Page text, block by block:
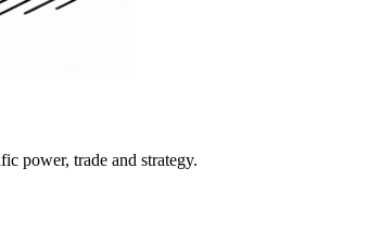
power, trade and strategy.